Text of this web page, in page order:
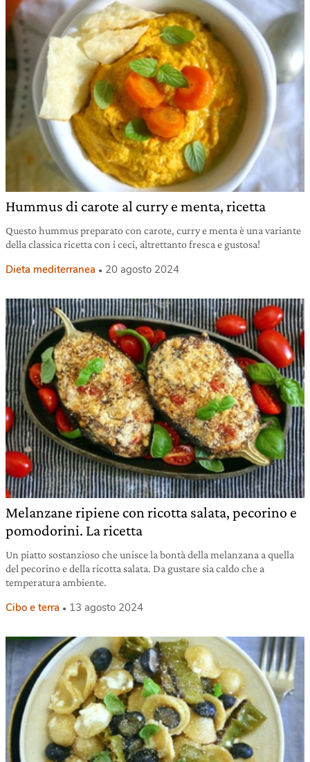
Hummus di carote al curry e menta, ricetta
Questo hummus preparato con carote, curry e menta è una variante
della classica ricetta con i ceci, altrettanto fresca e gustosa!
Dieta mediterranea 20 agosto 2024
Melanzane ripiene con ricotta salata, pecorino e
pomodorini. La ricetta
Un piatto sostanzioso che unisce la bontà della melanzana a quella
del pecorino e della ricotta salata. Da gustare sia caldo che a
temperatura ambiente.
Cibo e terra 13 agosto 2024